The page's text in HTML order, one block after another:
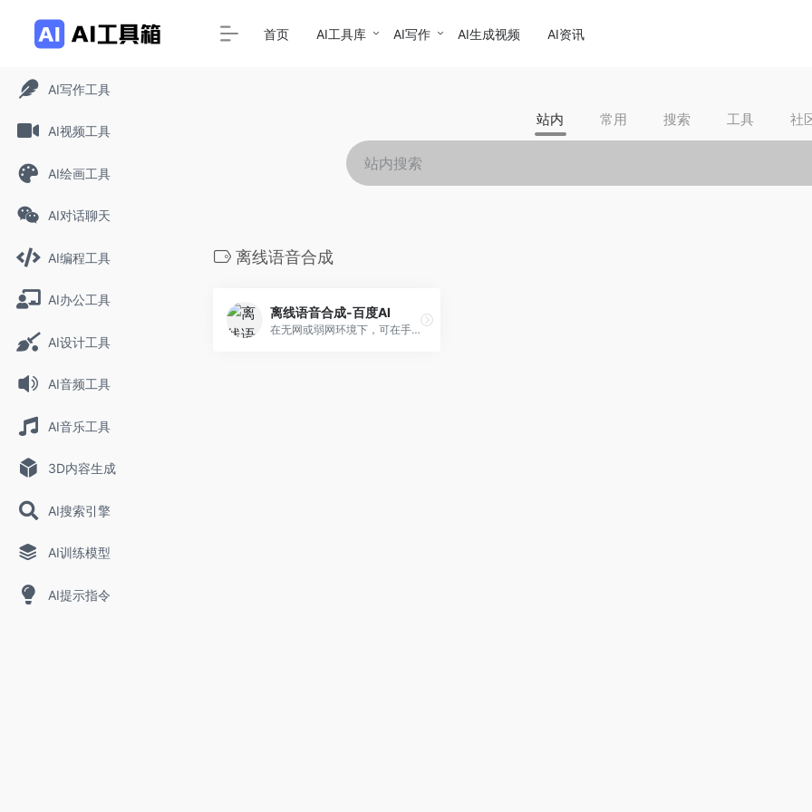
AI写作工具
AI视频工具
AI绘画工具
AI对话聊天
AI编程工具
AI办公工具
AI设计工具
AI音频工具
AI音乐工具
3D内容生成
AI搜索引擎
AI训练模型
AI提示指令
首页 AI工具库 AI写作 AI生成视频 AI资讯
站内 常用 搜索 工具 社
离线语音合成
离线语音合成-百度AI
在无网或弱网环境下，可在手机APP或故事机、机器人等智能硬件设备终端进行语音播报，将文字合成为声音，提供稳定一致、流畅自然的合成体验